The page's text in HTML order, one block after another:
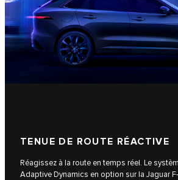
TENUE DE ROUTE RÉACTIVE
Réagissez à la route en temps réel. Le
Adaptive Dynamics en option sur la Jaguar